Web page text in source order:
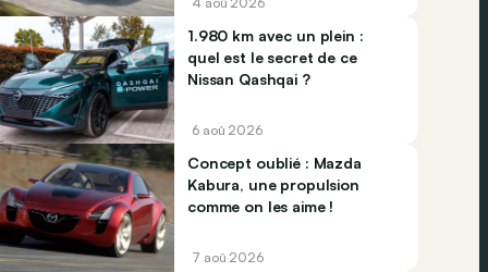
1.980 km avec un plein :
quel est le secret de ce
Nissan Qashqai ?
6 aoû 2026
Concept oublié : Mazda
Kabura, une propulsion
comme on les aime !
7 aoû 2026